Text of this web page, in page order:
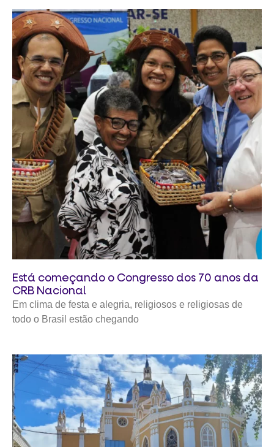
Está começando o Congresso dos 70 anos da
CRB Nacional
Em clima de festa e alegria, religiosos e religiosas de
todo o Brasil estão chegando